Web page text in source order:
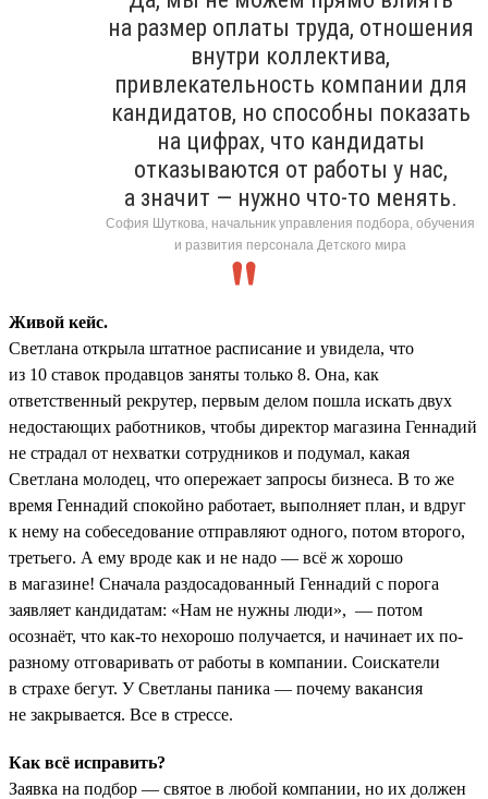
на размер оплаты труда, отношения
внутри коллектива,
привлекательность компании для
кандидатов, но способны показать
на цифрах, что кандидаты
отказываются от работы у нас,
а значит — нужно что-то менять.
София Шуткова, начальник управления подбора, обучения
и развития персонала Детского мира
Живой кейс.
Светлана открыла штатное расписание и увидела, что
из 10 ставок продавцов заняты только 8. Она, как
ответственный рекрутер, первым делом пошла искать двух
недостающих работников, чтобы директор магазина Геннадий
не страдал от нехватки сотрудников и подумал, какая
Светлана молодец, что опережает запросы бизнеса. В то же
время Геннадий спокойно работает, выполняет план, и вдруг
к нему на собеседование отправляют одного, потом второго,
третьего. А ему вроде как и не надо — всё ж хорошо
в магазине! Сначала раздосадованный Геннадий с порога
заявляет кандидатам: «Нам не нужны люди», — потом
осознаёт, что как-то нехорошо получается, и начинает их по-
разному отговаривать от работы в компании. Соискатели
в страхе бегут. У Светланы паника — почему вакансия
не закрывается. Все в стрессе.
Как всё исправить?
Заявка на подбор — святое в любой компании, но их должен